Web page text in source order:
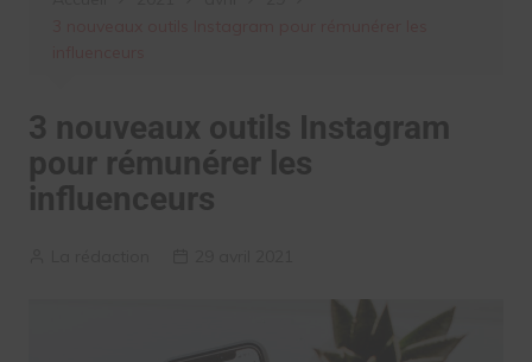
3 nouveaux outils Instagram
pour rémunérer les
influenceurs